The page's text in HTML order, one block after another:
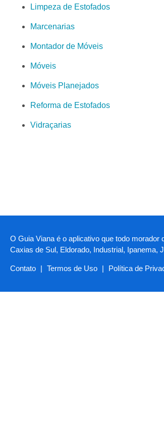
Limpeza de Estofados
Marcenarias
Montador de Móveis
Móveis
Móveis Planejados
Reforma de Estofados
Vidraçarias
O Guia Viana é o aplicativo que todo
Caxias de Sul, Eldorado, Industrial, Ipanema,
Contato | Termos de Uso | Política de